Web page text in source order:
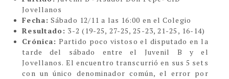
Jovellanos
Fecha: Sábado 12/11 a las 16:00 en el Colegio
Resultado: 3-2 (19-25, 27-25, 25-23, 21-25, 16-14)
Crónica: Partido poco vistoso el disputado en la
tarde del sábado entre el Juvenil B y el
Jovellanos. El encuentro transcurrió en sus 5 sets
con un único denominador común, el error por